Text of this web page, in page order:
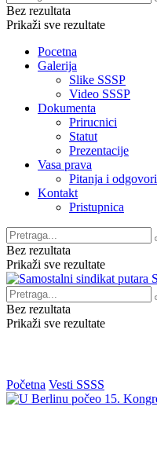
Bez rezultata
Prikaži sve rezultate
Pocetna
Galerija
Slike SSSP
Video SSSP
Dokumenta
Prirucnici
Statut
Prezentacije
Vasa prava
Pitanja i odgovori
Kontakt
Pristupnica
Bez rezultata
Prikaži sve rezultate
Bez rezultata
Prikaži sve rezultate
Početna Vesti SSSS